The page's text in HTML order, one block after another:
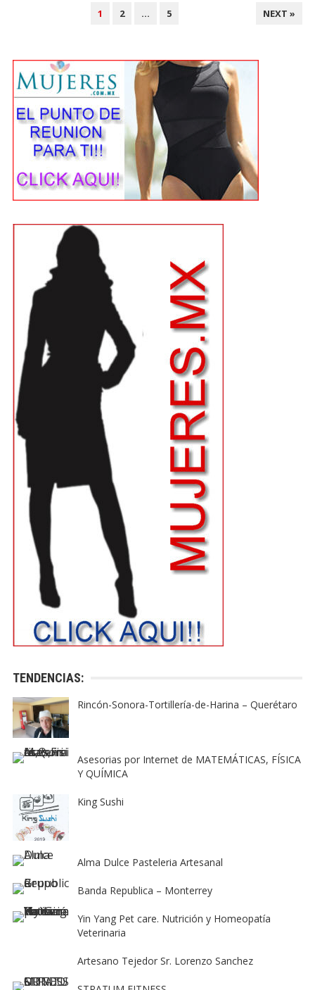
1 2 … 5 NEXT »
TENDENCIAS:
Rincón-Sonora-Tortillería-de-Harina – Querétaro
Asesorias por Internet de MATEMÁTICAS, FÍSICA
Y QUÍMICA
King Sushi
Alma Dulce Pasteleria Artesanal
Banda Republica – Monterrey
Yin Yang Pet care. Nutrición y Homeopatía
Veterinaria
Artesano Tejedor Sr. Lorenzo Sanchez